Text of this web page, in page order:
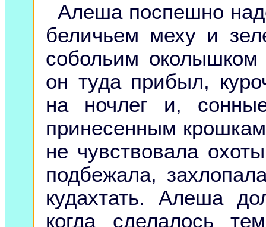
Алеша поспешно
беличьем меху и
собольим
он туда прибыл,
на ночлег и,
принесенным
не чувствовала
подбежала,
кудахтать. Алеша
когда сделалось